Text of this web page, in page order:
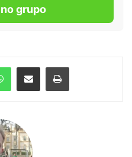
grupo
WhatsApp
Compartilhar via e-mail Imprimir